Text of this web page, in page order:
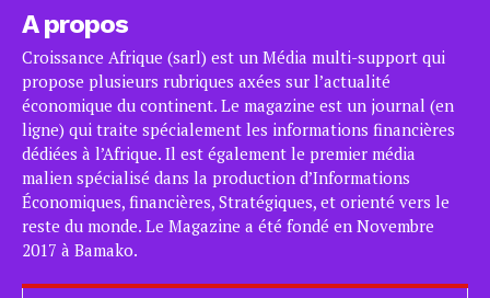
A propos
Croissance Afrique (sarl) est un Média multi-support qui
propose plusieurs rubriques axées sur l’actualité
économique du continent. Le magazine est un journal (en
ligne) qui traite spécialement les informations financières
dédiées à l’Afrique. Il est également le premier média
malien spécialisé dans la production d’Informations
Économiques, financières, Stratégiques, et orienté vers le
reste du monde. Le Magazine a été fondé en Novembre
2017 à Bamako.